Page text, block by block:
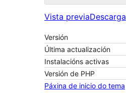
Vista previaDescarga
Versión
Última actualización
Instalacións activas
Versión de PHP
Páxina de inicio do tema